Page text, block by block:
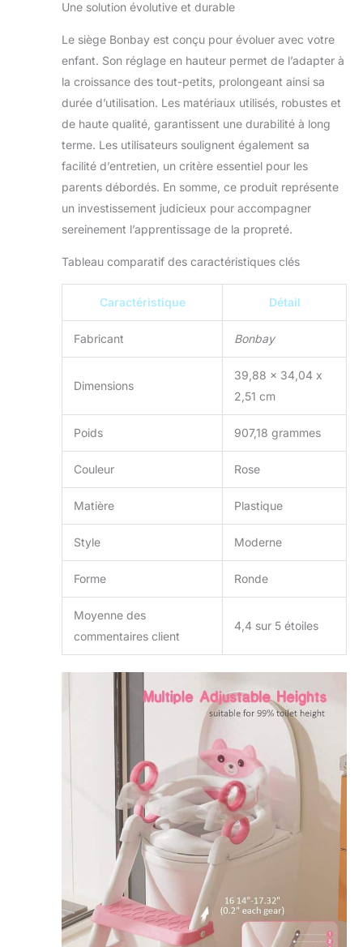
vous inquiéter
enfant l'utilise seul
Coussin de siège
confortable et
protection contre
les éclaboussures :
le siège
d'apprentissage de
la propreté pour
tout-petits est
équipé d'un coussin
de siège en PVC
imperméable, doux
sensible de votre
bébé, plus
confortable que les
toilettes
traditionnelles
d'apprentissage de
plastique. Pas de
colle en été, pas de
adieu au siège de
traditionnel
maintenant. Le
design plus intime
est de 8,1 cm
surélevé sur le
devant empêche
déversements et est
réglable et pliable] :
notre siège de
toilette pour enfant
avec marches
dispose de 5
hauteurs réglables,
ce qui garantit qu'il
s'adapte à 99,99 %
de toutes les
toilettes (comme la
forme V/U/O). Ne
convient pas aux
carrés), le design
pliable permet de
maximiser l'espace
Une solution évolutive et durable
Le siège Bonbay est conçu pour évoluer avec votre
enfant. Son réglage en hauteur permet de l’adapter à
la croissance des tout-petits, prolongeant ainsi sa
durée d’utilisation. Les matériaux utilisés, robustes et
de haute qualité, garantissent une durabilité à long
terme. Les utilisateurs soulignent également sa
facilité d’entretien, un critère essentiel pour les
parents débordés. En somme, ce produit représente
un investissement judicieux pour accompagner
sereinement l’apprentissage de la propreté.
Tableau comparatif des caractéristiques clés
Caractéristique Détail
Fabricant Bonbay
Dimensions
39,88 x 34,04 x
2,51 cm
Poids 907,18 grammes
Couleur Rose
Matière Plastique
Style Moderne
Forme Ronde
Moyenne des
commentaires client
4,4 sur 5 étoiles